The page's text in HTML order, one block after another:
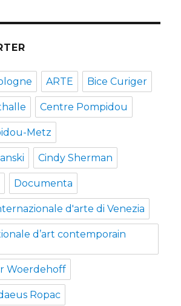
ARTE Bice Curiger
Centre Pompidou
Metz
Cindy Sherman
Documenta
d'arte di Venezia
d’art contemporain
Woerdehoff
Ropac